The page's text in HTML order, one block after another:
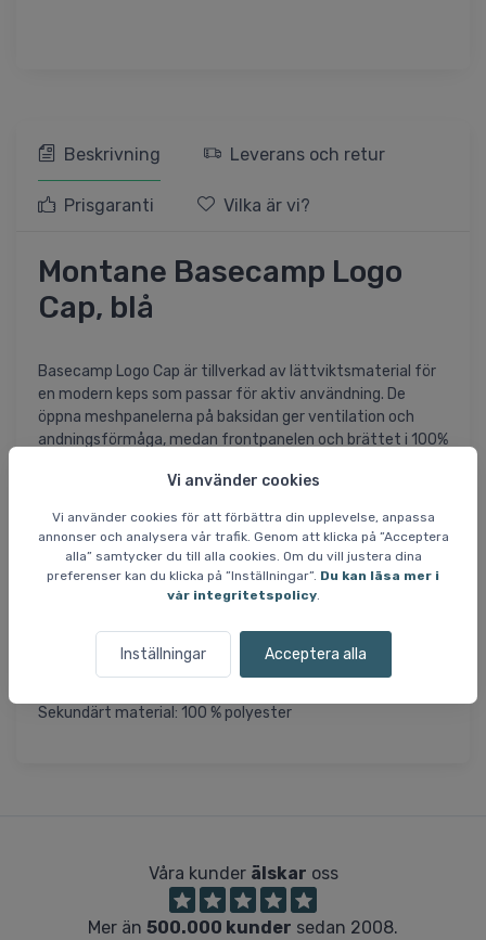
Vi använder cookies
Vi använder cookies för att förbättra din upplevelse, anpassa
annonser och analysera vår trafik. Genom att klicka på ”Acceptera
alla” samtycker du till alla cookies. Om du vill justera dina
preferenser kan du klicka på ”Inställningar”. Du kan läsa mer i
vår integritetspolicy.
Inställningar Acceptera alla
Beskrivning Leverans och retur
Prisgaranti Vilka är vi?
Montane Basecamp Logo
Cap, blå
Basecamp Logo Cap är tillverkad av lättviktsmaterial för
en modern keps som passar för aktiv användning. De
öppna meshpanelerna på baksidan ger ventilation och
andningsförmåga, medan frontpanelen och brättet i 100%
Specifikationer och egenskaper:
canvas av 100% ekologisk bomull
Nätpaneler på baksidan
CoolMax® svettband på insidan
Justerbar ryggstängning med kardborreband och ögla
Sekundärt material: 100 % polyester
Våra kunder älskar oss
Mer än 500.000 kunder sedan 2008.